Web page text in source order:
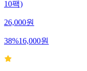
10팩)
26,000원
38%16,000원